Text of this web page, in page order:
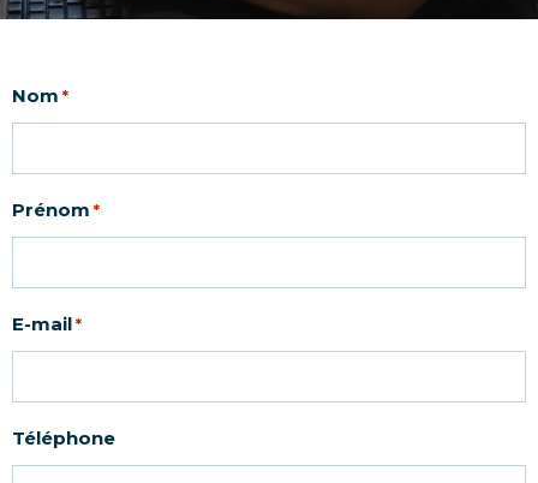
Nom *
Prénom *
E-mail *
Téléphone